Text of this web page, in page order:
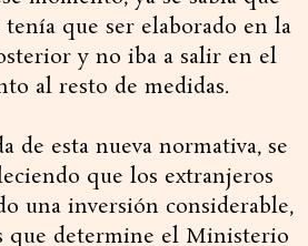
que ser elaborado en la
y no iba a salir en el
al resto de medidas.
de esta nueva normativa, se
que los extranjeros
una inversión considerable,
que determine el Ministerio